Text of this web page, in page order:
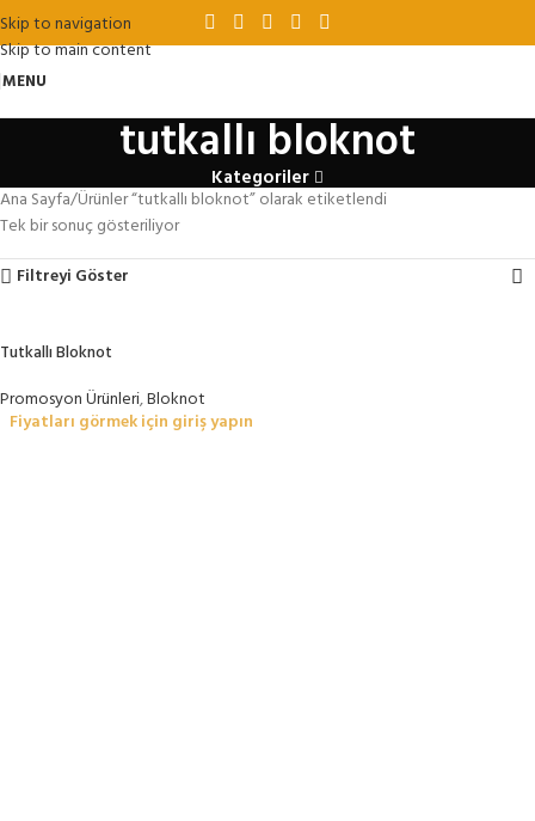
Skip to navigation
Skip to main content
MENU
tutkallı bloknot
Kategoriler
Ana Sayfa Ürünler “tutkallı bloknot” olarak etiketlendi
Tek bir sonuç gösteriliyor
Filtreyi Göster
Tutkallı Bloknot
Promosyon Ürünleri,Bloknot
Fiyatları görmek için giriş yapın